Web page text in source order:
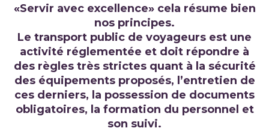
«Servir avec excellence» cela résume bien
nos principes.
Le transport public de voyageurs est une
activité réglementée et doit répondre à
des règles très strictes quant à la sécurité
des équipements proposés, l’entretien de
ces derniers, la possession de documents
obligatoires, la formation du personnel et
son suivi.